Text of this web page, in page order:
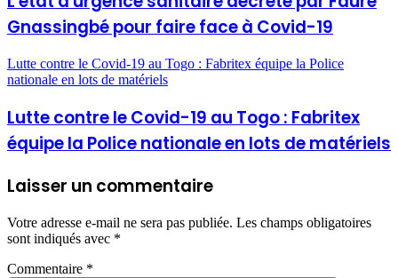
Gnassingbé pour faire face à Covid-19
Lutte contre le Covid-19 au Togo : Fabritex équipe la Police
nationale en lots de matériels
Lutte contre le Covid-19 au Togo : Fabritex
équipe la Police nationale en lots de matériels
Laisser un commentaire
Votre adresse e-mail ne sera pas publiée. Les champs obligatoires
sont indiqués avec *
Commentaire *